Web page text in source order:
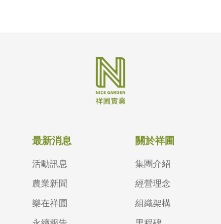
最新消息
活動訊息
農業新聞
樂在祥圃
關於祥圃
集團介紹
經營理念
組織架構